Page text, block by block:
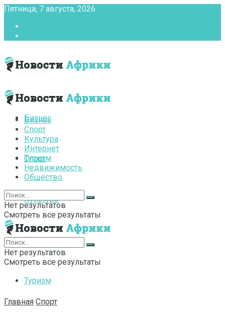
Пятница, 7 августа, 2026
Бизнес
Спорт
Культура
Интернет
Туризм
Бизнес
Спорт
Культура
Интернет
Туризм
Недвижимость
Общество
Нет результатов
Смотреть все результаты
Нет результатов
Смотреть все результаты
Главная Спорт